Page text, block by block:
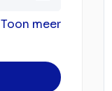
Toon meer